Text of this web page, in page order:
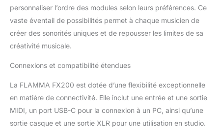
personnaliser l’ordre des modules selon leurs préférences. Ce
vaste éventail de possibilités permet à chaque musicien de
créer des sonorités uniques et de repousser les limites de sa
créativité musicale.
Connexions et compatibilité étendues
La FLAMMA FX200 est dotée d’une flexibilité exceptionnelle
en matière de connectivité. Elle inclut une entrée et une sortie
MIDI, un port USB-C pour la connexion à un PC, ainsi qu’une
sortie casque et une sortie XLR pour une utilisation en studio.